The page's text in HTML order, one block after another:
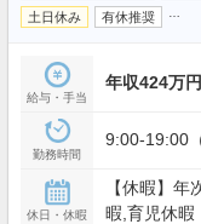
土日休み
有休推奨
給与・手当
年収424万
勤務時間
9:00-19:00
休日・休暇
【休暇】
暇,育児休